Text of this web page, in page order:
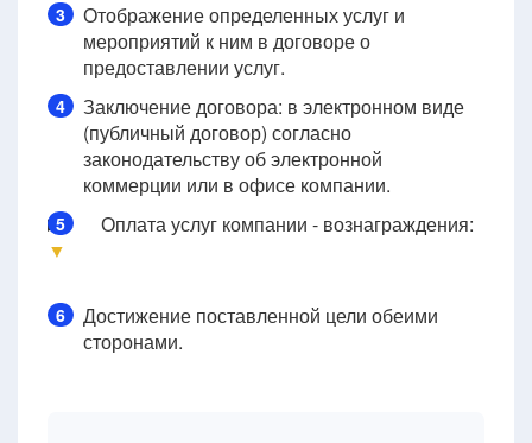
3
Отображение определенных услуг и
мероприятий к ним в договоре о
предоставлении услуг.
4
Заключение договора: в электронном виде
(публичный договор) согласно
законодательству об электронной
коммерции или в офисе компании.
5Оплата услуг компании - вознаграждения:
▼
6
Достижение поставленной цели обеими
сторонами.